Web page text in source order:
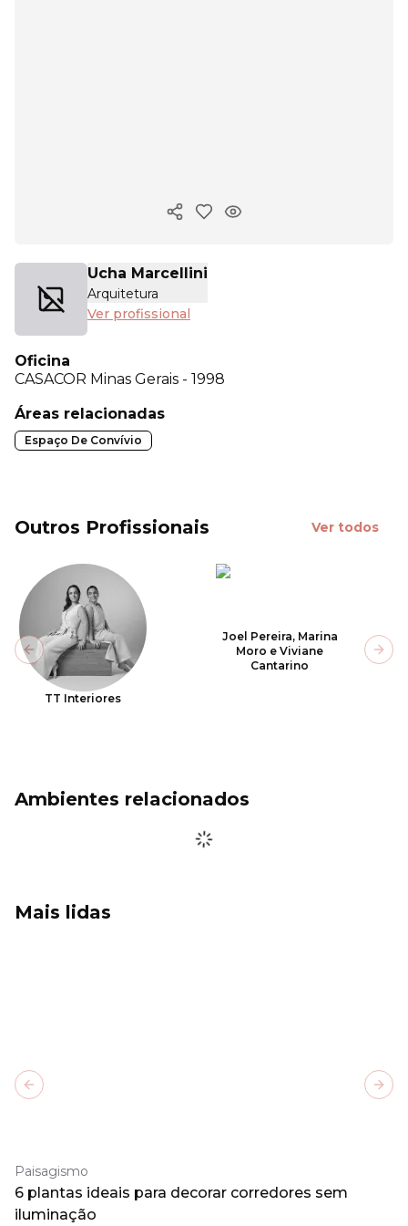
Copiar link
Ucha Marcellini
Arquitetura
Ver profissional
Oficina
CASACOR Minas Gerais - 1998
Áreas relacionadas
Espaço De Convívio
Outros Profissionais Ver todos
TT Interiores
Joel Pereira, Marina
Moro e Viviane
Cantarino
Previous slide
Ambientes relacionados
Mais lidas
Paisagismo
6 plantas ideais para decorar corredores sem
iluminação
Previous slide